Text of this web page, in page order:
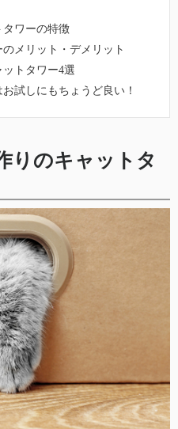
ワーの特徴
メリット・デメリット
トタワー4選
試しにもちょうど良い！
りのキャットタ